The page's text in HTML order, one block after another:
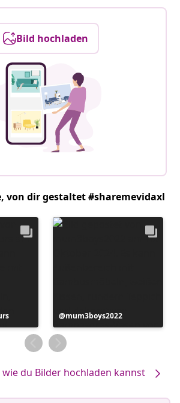
Bild hochladen
von dir gestaltet #sharemevidaxl
Beitrag
veröffentlicht
von
mum3boys2022
du Bilder hochladen kannst